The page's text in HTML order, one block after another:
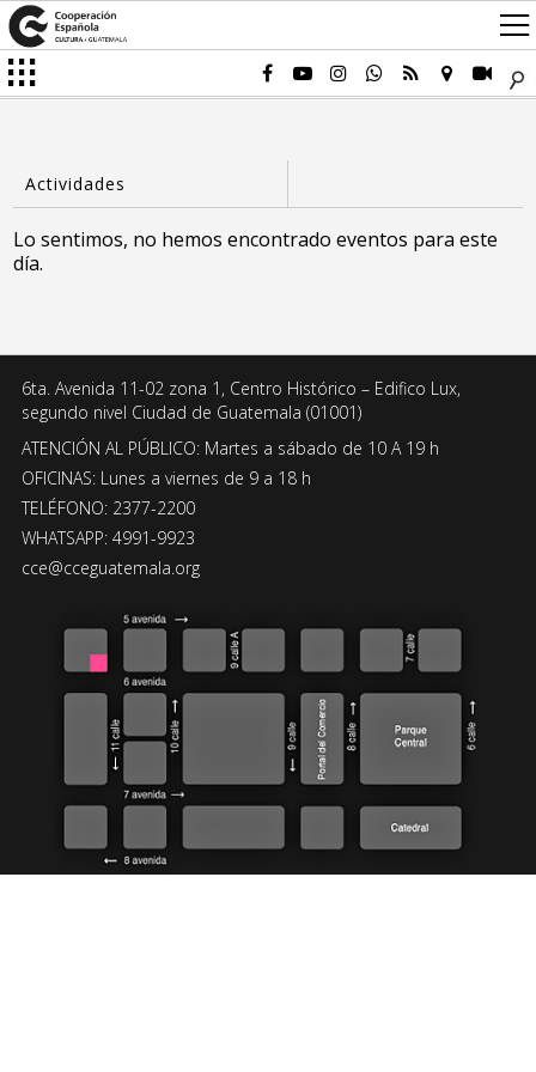
Lo sentimos, no hemos encontrado eventos para este
día.
6ta. Avenida 11-02 zona 1, Centro Histórico – Edifico Lux,
segundo nivel Ciudad de Guatemala (01001)
ATENCIÓN AL PÚBLICO: Martes a sábado de 10 A 19 h
OFICINAS: Lunes a viernes de 9 a 18 h
TELÉFONO: 2377-2200
WHATSAPP: 4991-9923
cce@cceguatemala.org